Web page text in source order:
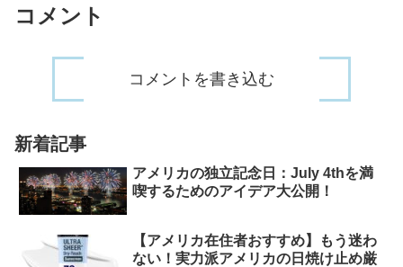
コメント
コメントを書き込む
新着記事
アメリカの独立記念日：July 4thを満
喫するためのアイデア大公開！
【アメリカ在住者おすすめ】もう迷わ
ない！実力派アメリカの日焼け止め厳